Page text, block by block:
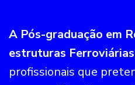
A Pós-graduação em
estruturas Ferroviárias
profissionais que